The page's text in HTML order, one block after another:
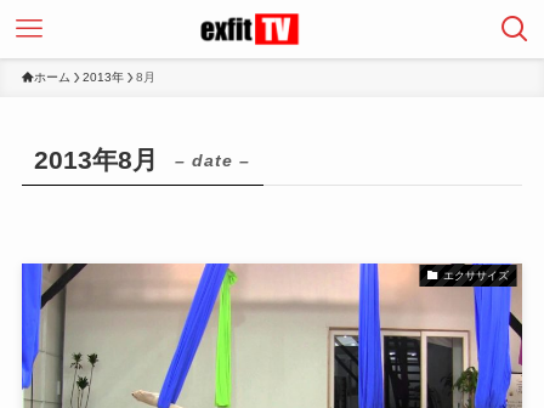
ホーム 2013年 8月
2013年8月 – date –
エクササイズ